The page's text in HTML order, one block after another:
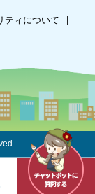
ティについて